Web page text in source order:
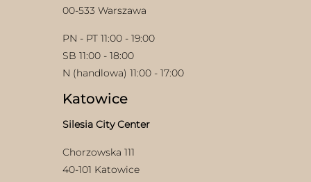
00-533 Warszawa
PN - PT 11:00 - 19:00
SB 11:00 - 18:00
N (handlowa) 11:00 - 17:00
Katowice
Silesia City Center
Chorzowska 111
40-101 Katowice